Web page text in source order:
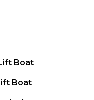
Boat
Boat